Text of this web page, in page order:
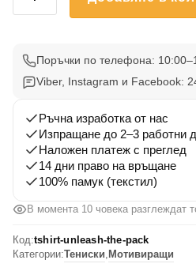
Глутницата
Поръчки по телефона:
Viber, Instagram и Facebook:
Ръчна изработка от нас
Изпращане до 2–3 работни
Наложен платеж с преглед
14 дни право на връщане
100% памук (текстил)
В момента 10 човека разглеждат
Код:tshirt-unleash-the-pack
Категории:Тениски, Мотивиращи